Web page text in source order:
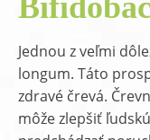
Jednou z veľmi
longum. Táto
zdravé črevá.
môže zlepšiť